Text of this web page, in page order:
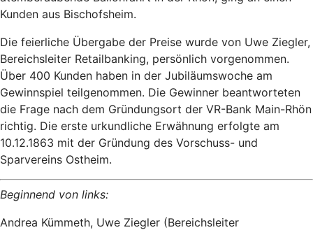
Kunden aus Bischofsheim.
Die feierliche Übergabe der Preise wurde von Uwe Ziegler,
Bereichsleiter Retailbanking, persönlich vorgenommen.
Über 400 Kunden haben in der Jubiläumswoche am
Gewinnspiel teilgenommen. Die Gewinner beantworteten
die Frage nach dem Gründungsort der VR-Bank Main-Rhön
richtig. Die erste urkundliche Erwähnung erfolgte am
10.12.1863 mit der Gründung des Vorschuss- und
Sparvereins Ostheim.
Beginnend von links:
Andrea Kümmeth, Uwe Ziegler (Bereichsleiter